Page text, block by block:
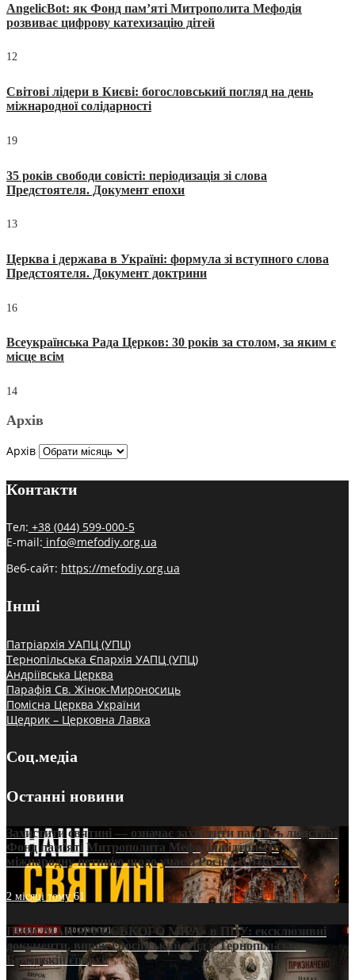
AngelicBot: як Фонд пам’яті Митрополита Мефодія
розвиває цифрову катехизацію дітей
12
Світові лідери в Києві: богословський погляд на день
міжнародної солідарності
19
35 років свободи совісті: періодизація зі слова
Предстоятеля. Документ епохи
13
Церква і держава в Україні: формула зі вступного слова
Предстоятеля. Документ доктрини
16
Всеукраїнська Рада Церков: 30 років за столом, за яким є
місце всім
14
Архів
Архів
Контакти
Тел: +38 (044) 599-000-5
E-mail: info@mefodiy.org.ua
Веб-сайт: https://mefodiy.org.ua
Інші
Патріархія УАПЦ (УПЦ)
Тернопільська Єпархія УАПЦ (УПЦ)
Андріївська Церква
Парафія Св. Жінок-Мироносиць
Помісна Церква України
Щедрик – Церковна Лавка
Соц.медіа
Останні новини
Захистити святині — означає захистити пам’ять людства:
Фонд пам’яті Митрополита Мефодія підтримує
міжнародну петицію щодо участі Росії в ЮНЕСКО
2 місяці тому61
ПРИСМАК «РУССЬКОГО МІРА» в ПЦУ: ексклюзивні
документи, вирок і російський слід у Тернопільсько-
Бучацькій єпархії